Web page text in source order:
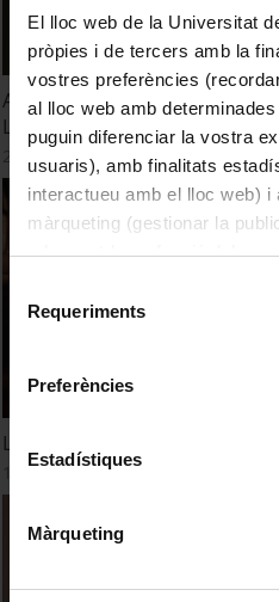
El lloc web de la Universitat
pròpies i de tercers amb la
vostres preferències
al lloc web amb
puguin diferenciar la vostra
usuaris), amb finalitats
interactueu amb el lloc web) i
màrqueting (gestionar la
adequant-la en funció dels
consultar laPolítica de
Requeriments
Preferències
Estadístiques
Màrqueting
Activitats formatives per a
LERU
25 febrer, 2019
League of European Research
11 octubre, 2013